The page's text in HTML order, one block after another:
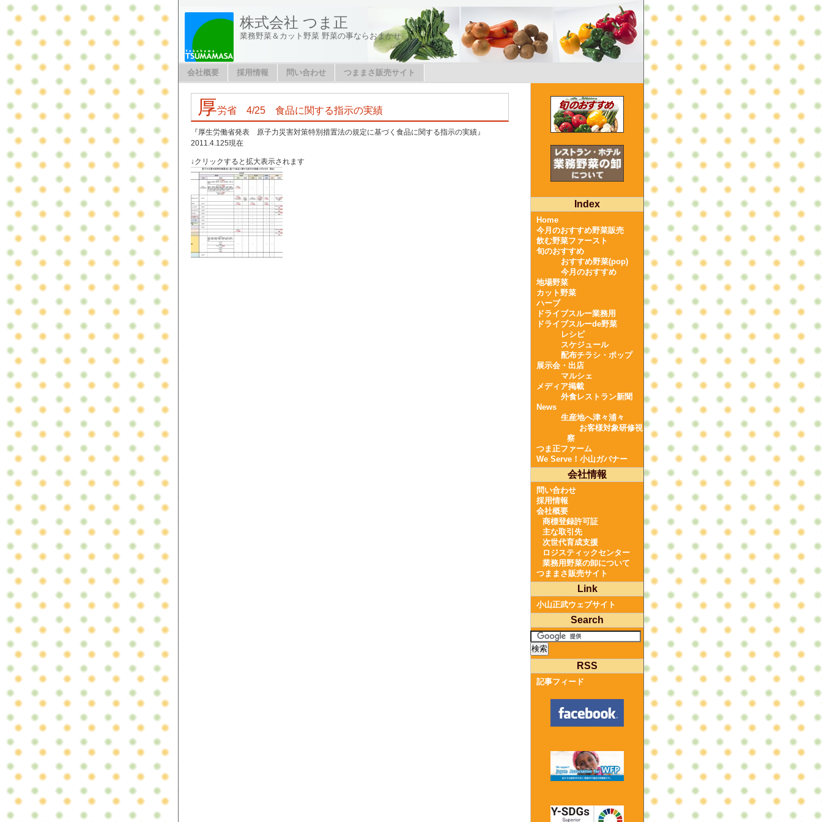
株式会社 つま正
業務野菜＆カット野菜 野菜の事ならおまかせ
会社概要 採用情報 問い合わせ つままさ販売サイト
厚労省 4/25 食品に関する指示の実績
『厚生労働省発表 原子力災害対策特別措置法の規定に基づく食品に関する指示の実績』
2011.4.125現在
↓クリックすると拡大表示されます
Index
Home
今月のおすすめ野菜販売
飲む野菜ファースト
旬のおすすめ
おすすめ野菜(pop)
今月のおすすめ
地場野菜
カット野菜
ハーブ
ドライブスルー業務用
ドライブスルーde野菜
レシピ
スケジュール
配布チラシ・ポップ
展示会・出店
マルシェ
メディア掲載
外食レストラン新聞
News
生産地へ津々浦々
お客様対象研修視
察
つま正ファーム
We Serve！小山ガバナー
会社情報
問い合わせ
採用情報
会社概要
商標登録許可証
主な取引先
次世代育成支援
ロジスティックセンター
業務用野菜の卸について
つままさ販売サイト
Link
小山正武ウェブサイト
Search
RSS
記事フィード